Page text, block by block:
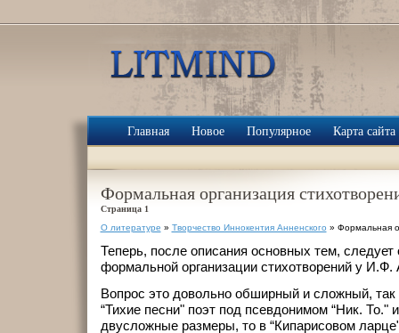
Главная Новое Популярное Карта сайта
Формальная организация
Страница 1
О литературе » Творчество Иннокентия Анненского » Формальная
Теперь, после описания основных тем, следует
формальной организации стихотворений у И.Ф.
Вопрос это довольно обширный и сложный, так
“Тихие песни" поэт под псевдонимом “Ник. То."
двусложные размеры, то в “Кипарисовом